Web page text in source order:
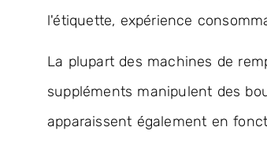
l'étiquette, expérience
La plupart des machines de
suppléments manipulent des
apparaissent également en